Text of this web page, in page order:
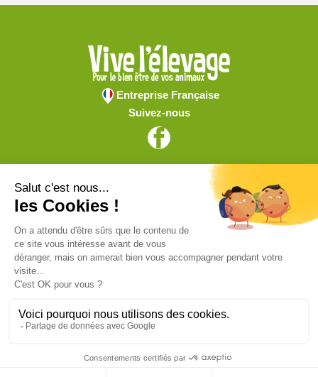
Entreprise Française
Suivez-nous
Vive l'élevage
Achat en ligne
Services
Aide & Conseils
© ViveLelevage 2026